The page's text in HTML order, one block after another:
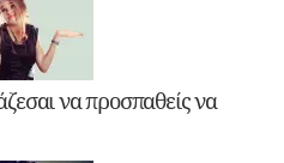
να προσπαθείς να